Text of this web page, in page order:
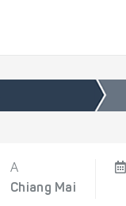
A
Chiang Mai